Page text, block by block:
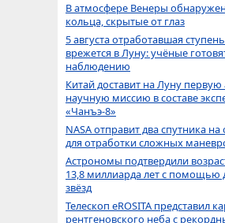
В атмосфере Венеры
кольца, скрытые от глаз
5 августа отработавшая
врежется в Луну: учёные
наблюдению
Китай доставит на Луну
научную миссию в составе
«Чанъэ-8»
NASA отправит два спутника
для отработки сложных
Астрономы подтвердили
13,8 миллиарда лет с помощью
звёзд
Телескоп eROSITA представил
рентгеновского неба с